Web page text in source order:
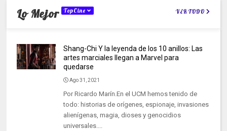
Lo Mejor TopCine VER TODO
Shang-Chi Y la leyenda de los 10 anillos: Las
artes marciales llegan a Marvel para
quedarse
Ago 31, 2021
Por Ricardo Marín.En el UCM hemos tenido de
todo: historias de orígenes, espionaje, invasiones
alienígenas, magia, dioses y genocidios
universales....